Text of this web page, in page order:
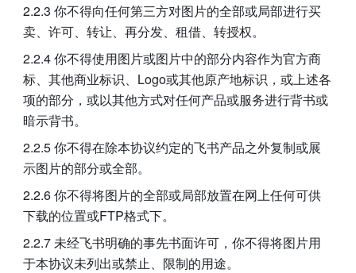
2.2.3 你不得向任何第三方对图片的全部或局部进行买
卖、许可、转让、再分发、租借、转授权。
2.2.4 你不得使用图片或图片中的部分内容作为官方商
标、其他商业标识、Logo或其他原产地标识，或上述各
项的部分，或以其他方式对任何产品或服务进行背书或
暗示背书。
2.2.5 你不得在除本协议约定的飞书产品之外复制或展
示图片的部分或全部。
2.2.6 你不得将图片的全部或局部放置在网上任何可供
下载的位置或FTP格式下。
2.2.7 未经飞书明确的事先书面许可，你不得将图片用
于本协议未列出或禁止、限制的用途。